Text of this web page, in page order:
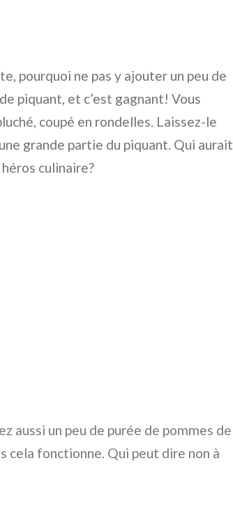
pourquoi ne pas y ajouter un peu de
piquant, et c’est gagnant! Vous
coupé en rondelles. Laissez-le
grande partie du piquant. Qui aurait
culinaire?
aussi un peu de purée de pommes de
cela fonctionne. Qui peut dire non à